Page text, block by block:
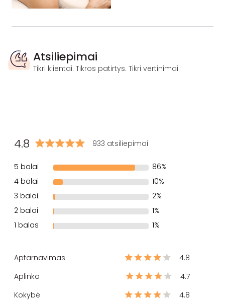
Atsiliepimai
Tikri klientai. Tikros patirtys. Tikri vertinimai
4.8 933 atsiliepimai
5 balai
86%
4 balai
10%
3 balai
2%
2 balai
1%
1 balas
1%
Aptarnavimas
4.8
Aplinka
4.7
Kokybė
4.8